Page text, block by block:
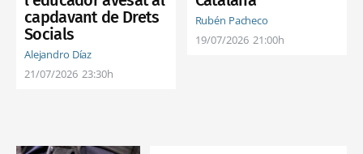
capdavant de Drets
Socials
Alejandro Díaz
21/07/2026 23:30h
Rubén Pacheco
19/07/2026 21:00h